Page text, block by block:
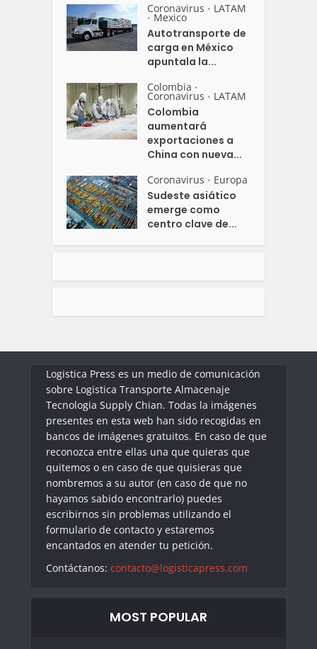
Coronavirus • LATAM
• Mexico
Autotransporte de
carga en México
apuntala la...
Colombia •
Coronavirus • LATAM
Colombia
aumentará
exportaciones a
China con nueva...
Coronavirus • Europa
Sudeste asiático
emerge como
centro clave de...
Logistica Press es un medio de comunicación
sobre Logistica Transporte Almacenaje
Tecnologia Supply Chian. Todas la imágenes
presentes en esta web han sido recogidas en
bancos de imágenes gratuitos. En caso de que
reconozca entre ellas una que quieras que
quitemos o en caso de que quisieras que
nombremos a su autor (en caso de que no
hayamos sabido encontrarlo) puedes
escribirnos sin problemas utilizando el
formulario de contacto y estaremos
encantados en atender tu petición.
Contáctanos: contacto@logisticapress.com
MOST POPULAR